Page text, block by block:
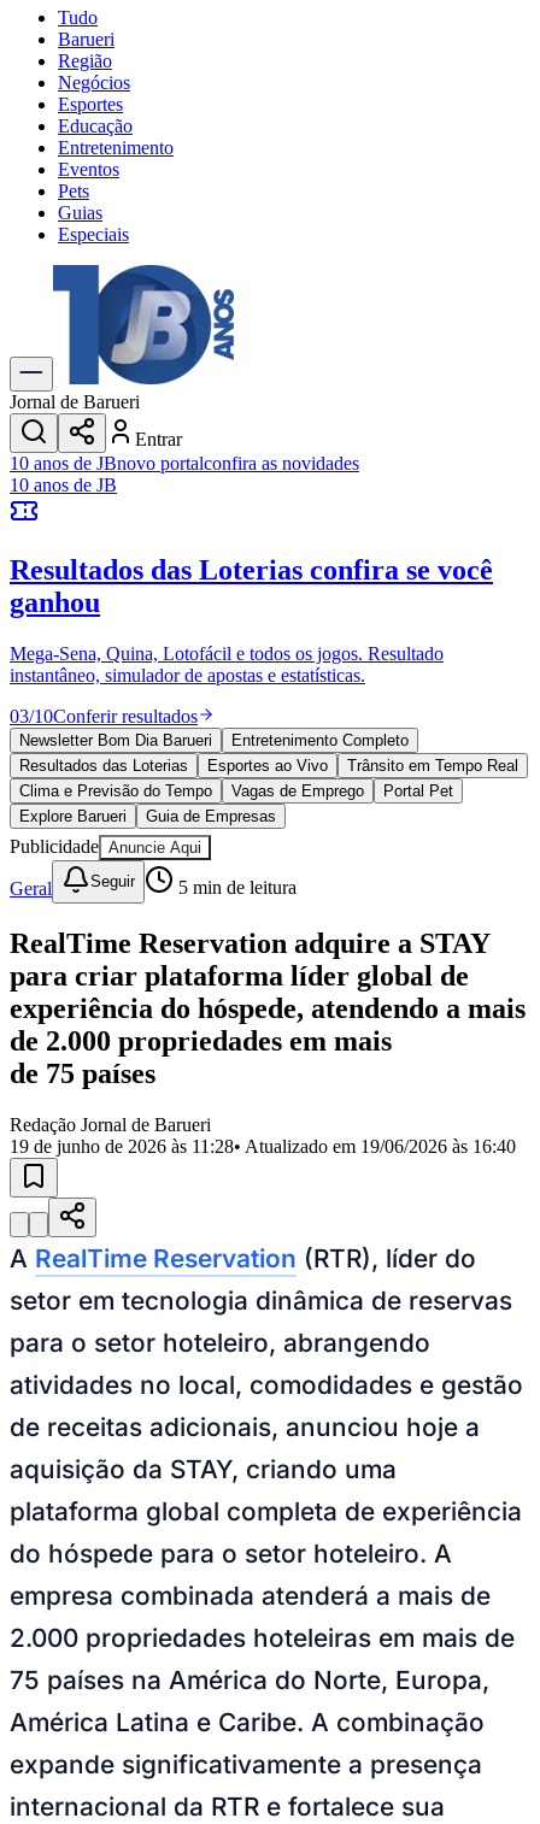
Tudo
Barueri
Região
Negócios
Esportes
Educação
Entretenimento
Eventos
Pets
Guias
Especiais
Explore Tudo
Últimas Notícias
Previsão do Tempo
Trânsito e Rotas
Dia a Dia & Lazer
Transportes
Gastronomia
Cinema & Shows
JogosNovo
Anuncie no Portal
Cadastrar Empresa
Divulgar Vagas
Política
Esportes
Saúde
Segurança
Cultura
Meio Ambiente
Obras
Educação
Bairros de Barueri
Selecione sua regiãoPara notícias da sua região
AldeiaAldeia da SerraAldeia de Barueri AlphavilleBairro
JubranBelvalBethavilleBoa
VistaCalifórniaCarapicuíbaCentroChácaras Marco
RegiãoCotiaCruz Preta
Militar ItapeviJandira
EsperançaJardim GrazielaJardim Iracema
JulioJardim LíbanoJardim Maria CristinaJardim Maria HelenaJardim
LuísJardim São Pedro
Tupã Jardim Tupanci
CamargosParque Imperial
do Bom JesusRecanto PhrynéaSantana de
ParnaíbaSilveiraTamboréVale do SolVila Barros
do CondeVila Engenho NovoVila MárciaVila Nossa Sra. da
Para Sua Empresa
Anuncie no Portal
Divulgar VagasNovo
Publicidade Legal
Turismo
Segurança Regional
Hospitais Estaduais
Parques & Represas
Cidades da Região
Santana de ParnaíbaOsascoCarapicuíbaJandiraItapevi CotiaPirapora
do Bom Jesus
Araçariguama CajamarCaieiras
Franco da
RochaFrancisco Morato Taboão da SerraEmbu das Artes São Roque
Para Sua Empresa
Anuncie Regional
Guia de Empresas
Vagas na RegiãoNovo
Jornal de Barueri
Entrar
10 anos de JBnovo portalconfira as novidades
10 anos de JB
Resultados das Loterias confira se você
ganhou
Mega-Sena, Quina, Lotofácil e todos os jogos. Resultado
instantâneo, simulador de apostas e estatísticas.
03/10Conferir resultados
Newsletter Bom Dia Barueri
Entretenimento Completo
Resultados das Loterias
Esportes ao Vivo
Trânsito em Tempo Real
Clima e Previsão do Tempo
Vagas de Emprego
Portal Pet
Explore Barueri
Guia de Empresas
Publicidade Anuncie Aqui
Geral Seguir 5 min de leitura
RealTime Reservation adquire a STAY
para criar plataforma líder global de
experiência do hóspede, atendendo a mais
de 2.000 propriedades em mais
de 75 países
Redação Jornal de Barueri
19 de junho de 2026 às 11:28• Atualizado em 19/06/2026 às 16:40
A RealTime Reservation (RTR), líder do
setor em tecnologia dinâmica de reservas
para o setor hoteleiro, abrangendo
atividades no local, comodidades e gestão
de receitas adicionais, anunciou hoje a
aquisição da STAY, criando uma
plataforma global completa de experiência
do hóspede para o setor hoteleiro. A
empresa combinada atenderá a mais de
2.000 propriedades hoteleiras em mais de
75 países na América do Norte, Europa,
América Latina e Caribe. A combinação
expande significativamente a presença
internacional da RTR e fortalece sua